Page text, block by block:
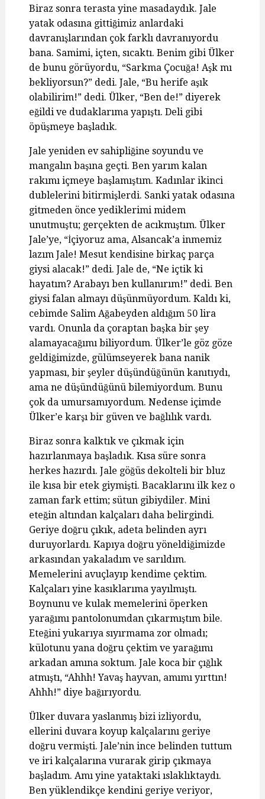
Biraz sonra terasta yine masadaydık. Jale
yatak odasına gittiğimiz anlardaki
davranışlarından çok farklı davranıyordu
bana. Samimi, içten, sıcaktı. Benim gibi Ülker
de bunu görüyordu, “Sarkma Çocuğa! Aşk mı
bekliyorsun?” dedi. Jale, “Bu herife aşık
olabilirim!” dedi. Ülker, “Ben de!” diyerek
eğildi ve dudaklarıma yapıştı. Deli gibi
öpüşmeye başladık.
Jale yeniden ev sahipliğine soyundu ve
mangalın başına geçti. Ben yarım kalan
rakımı içmeye başlamıştım. Kadınlar ikinci
dublelerini bitirmişlerdi. Sanki yatak odasına
gitmeden önce yediklerimi midem
unutmuştu; gerçekten de acıkmıştım. Ülker
Jale’ye, “İçiyoruz ama, Alsancak’a inmemiz
lazım Jale! Mesut kendisine birkaç parça
giysi alacak!” dedi. Jale de, “Ne içtik ki
hayatım? Arabayı ben kullanırım!” dedi. Ben
giysi falan almayı düşünmüyordum. Kaldı ki,
cebimde Salim Ağabeyden aldığım 50 lira
vardı. Onunla da çoraptan başka bir şey
alamayacağımı biliyordum. Ülker’le göz göze
geldiğimizde, gülümseyerek bana nanik
yapması, bir şeyler düşündüğünün kanıtıydı,
ama ne düşündüğünü bilemiyordum. Bunu
çok da umursamıyordum. Nedense içimde
Ülker’e karşı bir güven ve bağlılık vardı.
Biraz sonra kalktık ve çıkmak için
hazırlanmaya başladık. Kısa süre sonra
herkes hazırdı. Jale göğüs dekolteli bir bluz
ile kısa bir etek giymişti. Bacaklarını ilk kez o
zaman fark ettim; sütun gibiydiler. Mini
eteğin altından kalçaları daha belirgindi.
Geriye doğru çıkık, adeta belinden ayrı
duruyorlardı. Kapıya doğru yöneldiğimizde
arkasından yakaladım ve sarıldım.
Memelerini avuçlayıp kendime çektim.
Kalçaları yine kasıklarıma yayılmıştı.
Boynunu ve kulak memelerini öperken
yarağımı pantolonumdan çıkarmıştım bile.
Eteğini yukarıya sıyırmama zor olmadı;
külotunu yana doğru çektim ve yarağımı
arkadan amına soktum. Jale koca bir çığlık
atmıştı, “Ahhh! Yavaş hayvan, amımı yırttın!
Ahhh!” diye bağırıyordu.
Ülker duvara yaslanmış bizi izliyordu,
ellerini duvara koyup kalçalarını geriye
doğru vermişti. Jale’nin ince belinden tuttum
ve iri kalçalarına vurarak girip çıkmaya
başladım. Amı yine yataktaki ıslaklıktaydı.
Ben yüklendikçe kendini geriye veriyor,